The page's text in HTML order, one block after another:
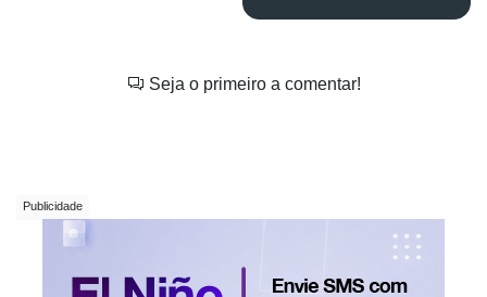
Seja o primeiro a comentar!